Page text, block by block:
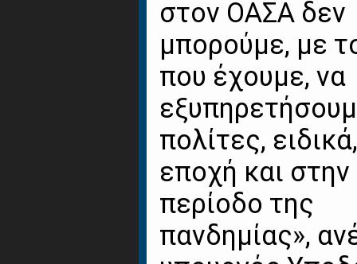
στον ΟΑΣΑ δεν
μπορούμε, με
που έχουμε, να
πολίτες,
εποχή και στην
περίοδο της
πανδημίας»,